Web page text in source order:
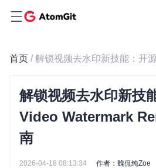
首页
解锁视频去水印新技
Video Watermark
南
2026-04-18 08:13:34 作者：魏侃纯Zoe